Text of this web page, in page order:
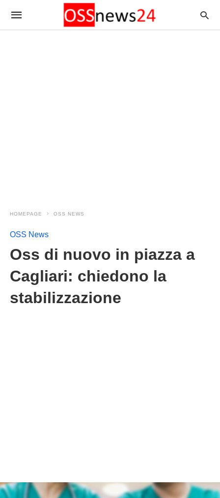
HOMEPAGE OSS NEWS
OSS News
Oss di nuovo in piazza a
Cagliari: chiedono la
stabilizzazione